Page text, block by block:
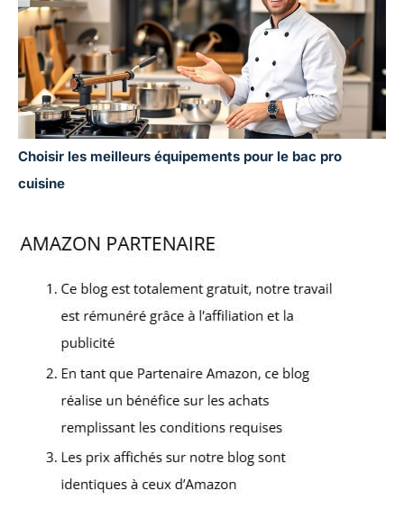
Choisir les meilleurs équipements pour le bac pro
cuisine